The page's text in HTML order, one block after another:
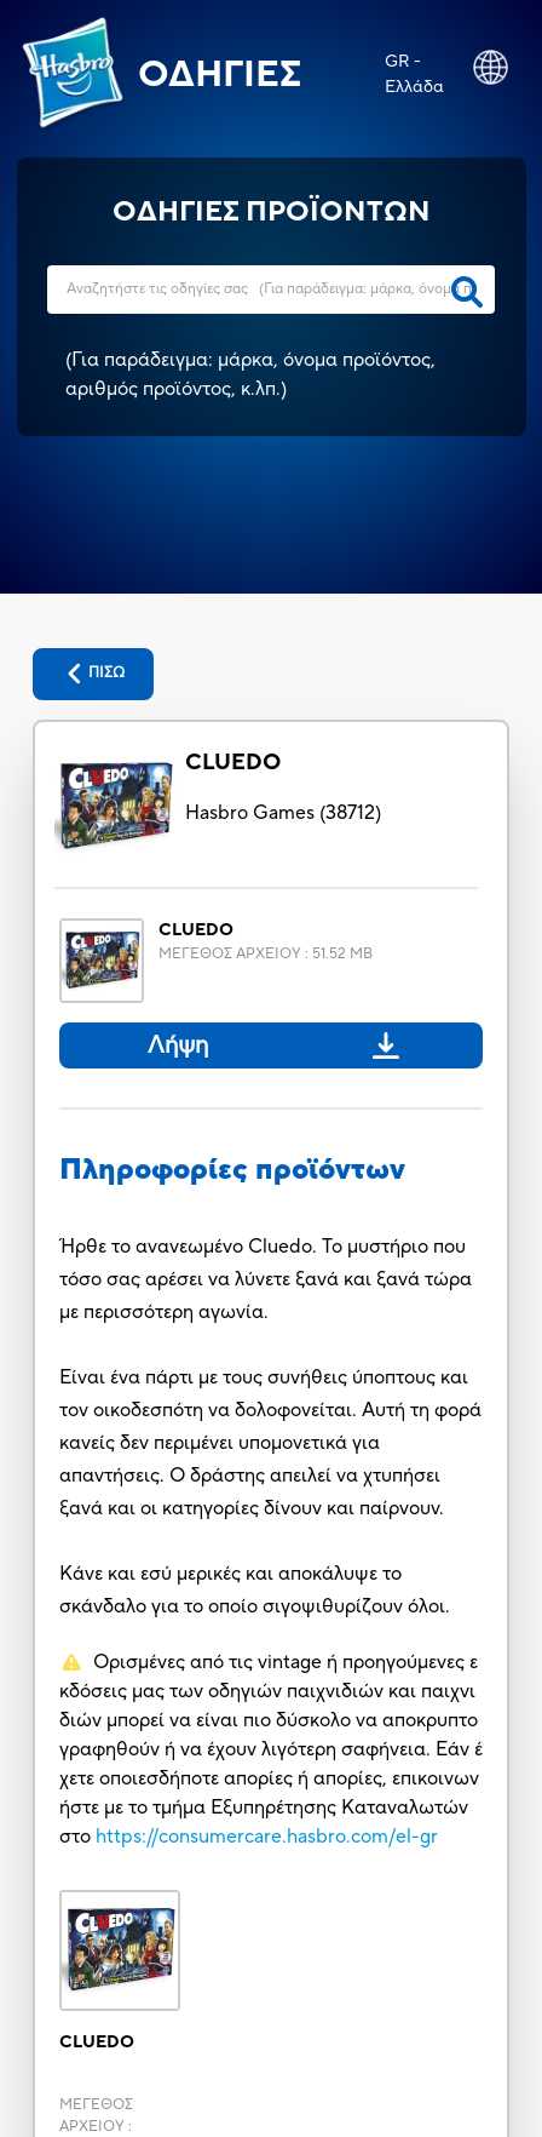
ΟΔΗΓΊΕΣ
GR -
Ελλάδα
ΟΔΗΓΙΕΣ ΠΡΟΪΟΝΤΩΝ
(Για παράδειγμα: μάρκα, όνομα προϊόντος,
αριθμός προϊόντος, κ.λπ.)
ΠΙΣΩ
CLUEDO
Hasbro Games(38712)
CLUEDO
ΜΕΓΕΘΟΣ ΑΡΧΕΙΟΥ: 51.52 MB
Λήψη
Πληροφορίες προϊόντων
Ήρθε το ανανεωμένο Cluedo. Το μυστήριο που
τόσο σας αρέσει να λύνετε ξανά και ξανά τώρα
με περισσότερη αγωνία.
Είναι ένα πάρτι με τους συνήθεις ύποπτους και
τον οικοδεσπότη να δολοφονείται. Αυτή τη φορά
κανείς δεν περιμένει υπομονετικά για
απαντήσεις. Ο δράστης απειλεί να χτυπήσει
ξανά και οι κατηγορίες δίνουν και παίρνουν.
Κάνε και εσύ μερικές και αποκάλυψε το
σκάνδαλο για το οποίο σιγοψιθυρίζουν όλοι.
Ορισμένες από τις vintage ή προηγούμενες ε
κδόσεις μας των οδηγιών παιχνιδιών και παιχνι
διών μπορεί να είναι πιο δύσκολο να αποκρυπτο
γραφηθούν ή να έχουν λιγότερη σαφήνεια. Εάν έ
χετε οποιεσδήποτε απορίες ή απορίες, επικοινων
ήστε με το τμήμα Εξυπηρέτησης Καταναλωτών
στο https://consumercare.hasbro.com/el-gr
CLUEDO
ΜΕΓΕΘΟΣ
ΑΡΧΕΙΟΥ: